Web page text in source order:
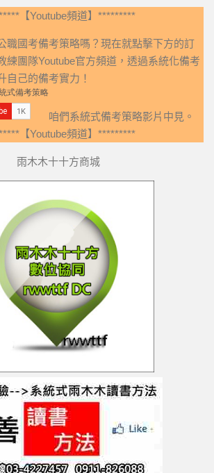
【Youtube頻道】*********
職國考備考策略嗎？現在就點擊下方的訂
練團隊Youtube官方頻道，透過系統化備考
自己的備考實力！
咱們系統式備考策略影片中見。
【Youtube頻道】*********
雨木木十十方商城